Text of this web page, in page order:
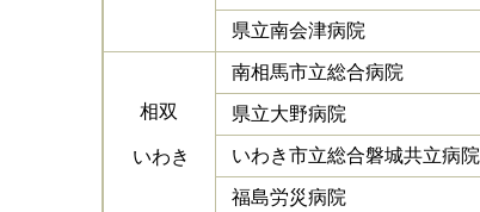
県立南会津病院
相双
いわき
南相馬市立総合病院
県立大野病院
いわき市立総合磐城共立病院
福島労災病院